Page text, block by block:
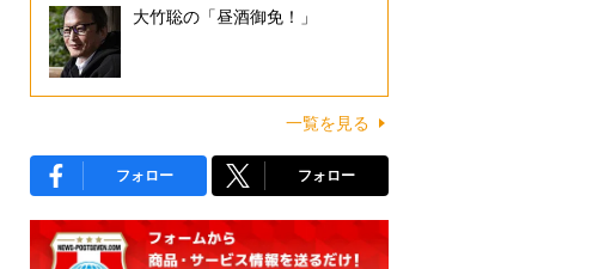
大竹聡の「昼酒御免！」
一覧を見る
フォロー フォロー